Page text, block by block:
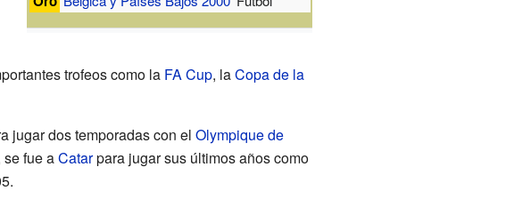
trofeos como la FA Cup, laCopa de la
jugar dos temporadas con el Olympique de
fue aCatarpara jugar sus últimos años como